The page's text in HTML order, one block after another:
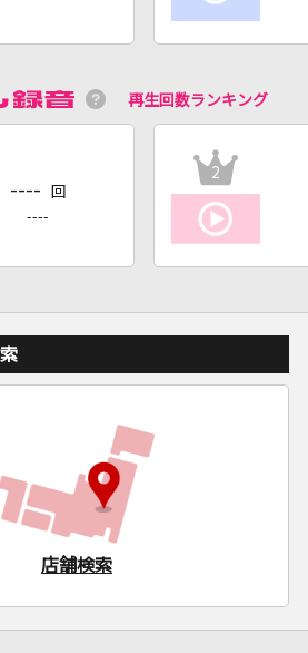
再生回数ランキング
---- 回
----
2
店舗検索